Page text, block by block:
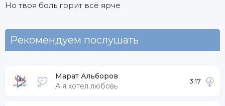
Но твоя боль горит всё ярче
Рекомендуем послушать
Марат Альборов
А я хотел любовь
3:17